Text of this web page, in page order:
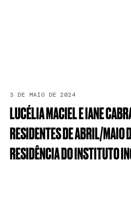
3 DE MAIO DE 2024
LUCÉLIAMACIELEIANE
RESIDENTESDEABRIL/MAIO
RESIDÊNCIADOINSTITUTO